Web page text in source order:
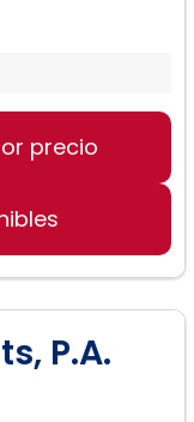
precio
P.A.